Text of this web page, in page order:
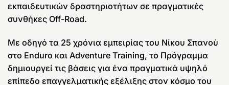
εκπαιδευτικών δραστηριοτήτων σε πραγματικές
συνθήκες Off-Road.
Με οδηγό τα 25 χρόνια εμπειρίας του Νίκου Σπανού
στο Enduro και Adventure Training, το Πρόγραμμα
δημιουργεί τις βάσεις για ένα πραγματικά υψηλό
επίπεδο επαγγελματικής εξέλιξης στον κόσμο του